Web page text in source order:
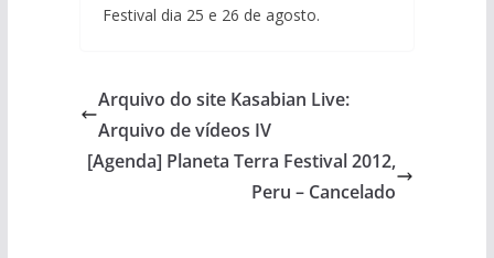
Festival dia 25 e 26 de agosto.
Arquivo do site Kasabian Live:
Arquivo de vídeos IV
[Agenda] Planeta Terra Festival 2012,
Peru – Cancelado